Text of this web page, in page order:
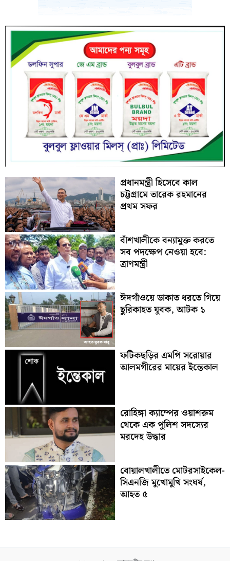
প্রধানমন্ত্রী হিসেবে কাল
চট্টগ্রামে তারেক রহমানের
প্রথম সফর
বাঁশখালীকে বন্যামুক্ত করতে
সব পদক্ষেপ নেওয়া হবে:
ত্রাণমন্ত্রী
ঈদগাঁওয়ে ডাকাত ধরতে গিয়ে
ছুরিকাহত যুবক, আটক ১
ফটিকছড়ির এমপি সরোয়ার
আলমগীরের মায়ের ইন্তেকাল
রোহিঙ্গা ক্যাম্পের ওয়াশরুম
থেকে এক পুলিশ সদস্যের
মরদেহ উদ্ধার
বোয়ালখালীতে মোটরসাইকেল-
সিএনজি মুখোমুখি সংঘর্ষ,
আহত ৫